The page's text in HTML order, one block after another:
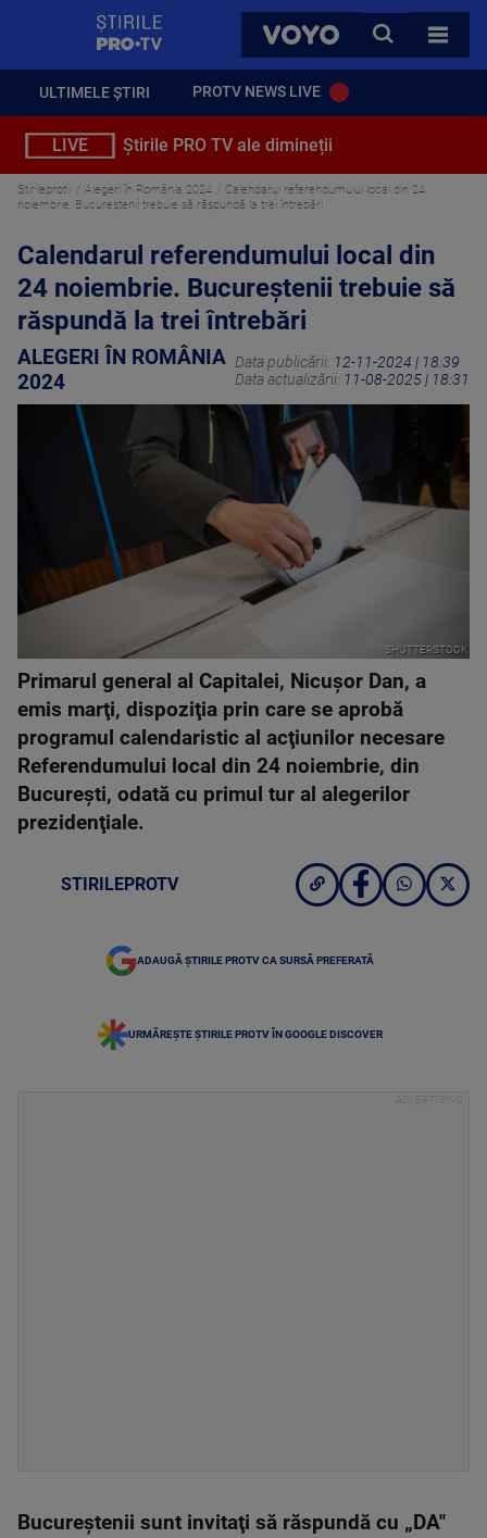
VOYO
CAUTA
TOATE
ULTIMELE ȘTIRI PROTV NEWS LIVE
LIVE Știrile PRO TV ale dimineții
Stirileprotv Alegeri în România 2024
Calendarul referendumului local din 24
noiembrie. Bucureștenii trebuie să răspundă la trei întrebări
Calendarul referendumului local din
24 noiembrie. Bucureștenii trebuie să
răspundă la trei întrebări
ALEGERI ÎN ROMÂNIA
2024
Data publicării: 12-11-2024 | 18:39
Data actualizării: 11-08-2025 | 18:31
SHUTTERSTOCK
Primarul general al Capitalei, Nicuşor Dan, a
emis marţi, dispoziţia prin care se aprobă
programul calendaristic al acţiunilor necesare
Referendumului local din 24 noiembrie, din
Bucureşti, odată cu primul tur al alegerilor
prezidenţiale.
STIRILEPROTV
ADAUGĂ ȘTIRILE PROTV CA SURSĂ PREFERATĂ
URMĂREȘTE ȘTIRILE PROTV ÎN GOOGLE DISCOVER
Bucureștenii sunt invitaţi să răspundă cu „DA"